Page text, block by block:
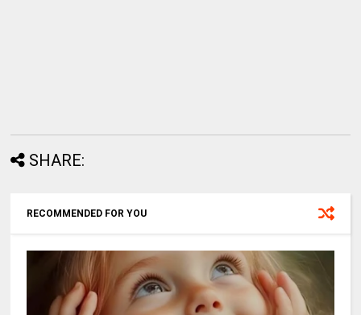
SHARE:
RECOMMENDED FOR YOU